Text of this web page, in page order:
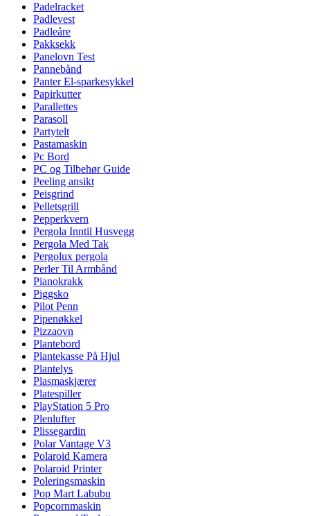
Padelracket
Padlevest
Padleåre
Pakksekk
Panelovn Test
Pannebånd
Panter El-sparkesykkel
Papirkutter
Parallettes
Parasoll
Partytelt
Pastamaskin
Pc Bord
PC og Tilbehør Guide
Peeling ansikt
Peisgrind
Pelletsgrill
Pepperkvern
Pergola Inntil Husvegg
Pergola Med Tak
Pergolux pergola
Perler Til Armbånd
Pianokrakk
Piggsko
Pilot Penn
Pipenøkkel
Pizzaovn
Plantebord
Plantekasse På Hjul
Plantelys
Plasmaskjærer
Platespiller
PlayStation 5 Pro
Plenlufter
Plissegardin
Polar Vantage V3
Polaroid Kamera
Polaroid Printer
Poleringsmaskin
Pop Mart Labubu
Popcornmaskin